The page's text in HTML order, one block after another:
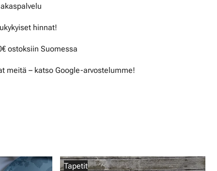
hinnat!
ostoksiin Suomessa
meitä – katso Google-arvostelumme!
Tapetit